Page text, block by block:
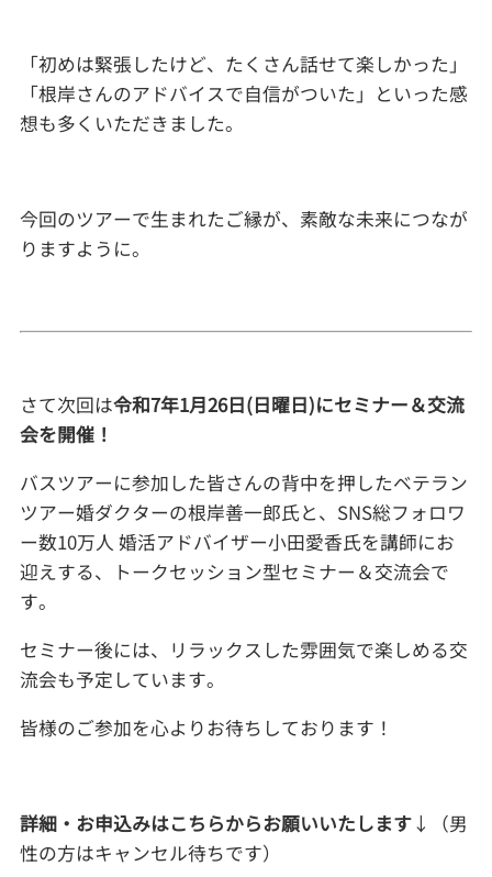
「初めは緊張したけど、たくさん話せて楽しかった」
「根岸さんのアドバイスで自信がついた」といった感
想も多くいただきました。
今回のツアーで生まれたご縁が、素敵な未来につなが
りますように。
さて次回は令和7年1月26日(日曜日)にセミナー＆交流
会を開催！
バスツアーに参加した皆さんの背中を押したベテラン
ツアー婚ダクターの根岸善一郎氏と、SNS総フォロワ
ー数10万人 婚活アドバイザー小田愛香氏を講師にお
迎えする、トークセッション型セミナー＆交流会で
す。
セミナー後には、リラックスした雰囲気で楽しめる交
流会も予定しています。
皆様のご参加を心よりお待ちしております！
詳細・お申込みはこちらからお願いいたします↓（男
性の方はキャンセル待ちです）